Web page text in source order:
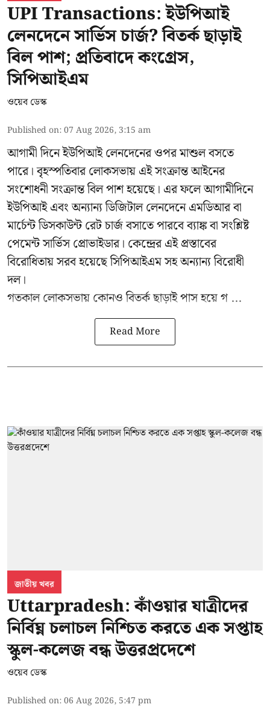
UPI Transactions: ইউপিআই
লেনদেনে সার্ভিস চার্জ? বিতর্ক ছাড়াই
বিল পাশ; প্রতিবাদে কংগ্রেস,
সিপিআইএম
ওয়েব ডেস্ক
Published on:07 Aug 2026, 3:15 am
আগামী দিনে ইউপিআই লেনদেনের ওপর মাশুল বসতে
পারে। বৃহস্পতিবার লোকসভায় এই সংক্রান্ত আইনের
সংশোধনী সংক্রান্ত বিল পাশ হয়েছে। এর ফলে আগামীদিনে
ইউপিআই এবং অন্যান্য ডিজিটাল লেনদেনে এমডিআর বা
মার্চেন্ট ডিসকাউন্ট রেট চার্জ বসাতে পারবে ব্যাঙ্ক বা সংশ্লিষ্ট
পেমেন্ট সার্ভিস প্রোভাইডার। কেন্দ্রের এই প্রস্তাবের
বিরোধিতায় সরব হয়েছে সিপিআইএম সহ অন্যান্য বিরোধী
দল।
গতকাল লোকসভায় কোনও বিতর্ক ছাড়াই পাস হয়ে গ ...
Read More
জাতীয় খবর
Uttarpradesh: কাঁওয়ার যাত্রীদের
নির্বিঘ্ন চলাচল নিশ্চিত করতে এক সপ্তাহ
স্কুল-কলেজ বন্ধ উত্তরপ্রদেশে
ওয়েব ডেস্ক
Published on:06 Aug 2026, 5:47 pm